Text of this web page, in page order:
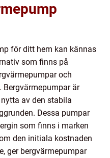
för ditt hem kan kännas
som finns på
och
är
av den stabila
Dessa pumpar
som finns i marken
den initiala kostnaden
ger bergvärmepumpar